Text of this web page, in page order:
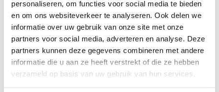
personaliseren, om functies voor social media te bieden
en om ons websiteverkeer te analyseren. Ook delen we
informatie over uw gebruik van onze site met onze
partners voor social media, adverteren en analyse. Deze
partners kunnen deze gegevens combineren met andere
informatie die u aan ze heeft verstrekt of die ze hebben
verzameld op basis van uw gebruik van hun services.
vrijheid en verantwoordelijkheid hun dagelijkse
werkzaamheden uit te voeren. Hierbij staat het
accepteren en respecteren van verschillende
functies, werkzaamheden en individuen hoog in
ons vaandel.
WELKE KERNWAARDEN ZIJN CRUCIAAL
VOOR ONZE STRATEGIE?